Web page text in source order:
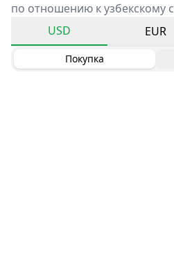
по отношению к узбекскому
USD
EUR
Покупка